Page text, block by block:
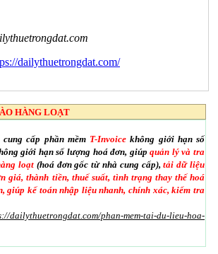
dailythuetrongdat.com/
HÀNG LOẠT
cấp phần mềm T-Invoice không giới hạn số
giới hạn số lượng hoá đơn, giúpquản lý và tra
loạt(hoá đơn gốc từ nhà cung cấp),tải dữ liệu
giá, thành tiền, thuế suất, tình trạng thay thế hoá
giúp kế toán nhập liệu nhanh, chính xác, kiểm tra
dailythuetrongdat.com/phan-mem-tai-du-lieu-hoa-